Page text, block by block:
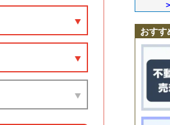
蔵前小島
橋場
東浅草
草谷中柳橋竜泉
浅草〔東武・都営・メトロ〕駅
三ノ輪駅
徒町駅蔵前駅浅草〔つくばEXP〕駅
おすす